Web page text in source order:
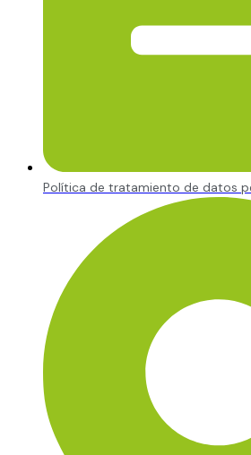
Política de tratamiento de datos